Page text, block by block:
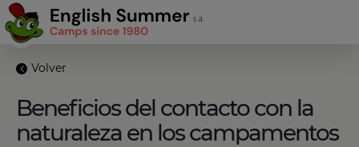
Volver
Beneficios del contacto con la
naturaleza en los campamentos